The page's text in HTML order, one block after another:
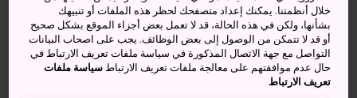
يمكنك الوصول بالقطار ثم استقلال سيارة أجرة، أو بسيارتك.
استقل قطار هوكوريكو شينكانسن من طوكيو وانتقل في محطة
ناغانو إلى خط كيتا شينانو (سكة حديد ناغانو) إلى المحطة النهائية،
خلال أنظمتنا. يمكنك إعداد متصفحك لحظر هذه الملفات أو تنبيهك
بشأنها، ولكن في هذه الحالة، قد لا تعمل بعض أجزاء الموقع بشكل صحيح
أو قد لا تتمكن من الوصول إلى بعض الوظائف. يجب على اصحاب البيانات
التواصل مع جهة الاتصال المذكورة في سياسة ملفات تعريف الارتباط في
حال عدم موافقتهم على معالجة ملفات تعريف الارتباطسياسة ملفات
تعريف الارتباط